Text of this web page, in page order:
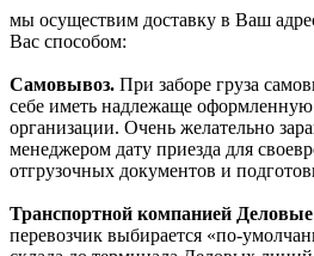
мы осуществим доставку в Ваш
Вас способом:
Самовывоз. При заборе груза
себе иметь надлежаще оформленную
организации. Очень желательно
менеджером дату приезда для
отгрузочных документов и
Транспортной компанией
перевозчик выбирается «по-